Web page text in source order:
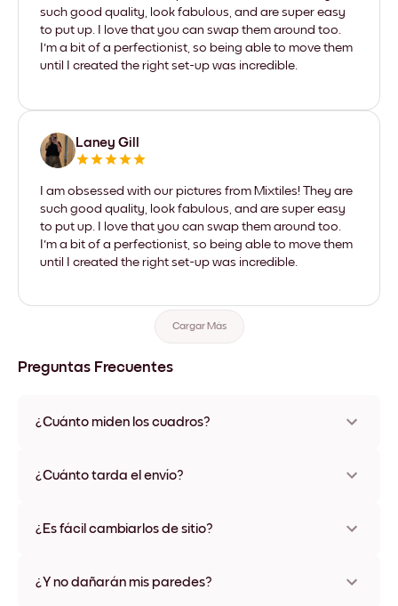
such good quality, look fabulous, and are super easy
to put up. I love that you can swap them around too.
I'm a bit of a perfectionist, so being able to move them
until I created the right set-up was incredible.
Laney Gill
I am obsessed with our pictures from Mixtiles! They are
such good quality, look fabulous, and are super easy
to put up. I love that you can swap them around too.
I'm a bit of a perfectionist, so being able to move them
until I created the right set-up was incredible.
Cargar Más
Preguntas Frecuentes
¿Cuánto miden los cuadros?
varios materiales y colores de marco, incluidas opciones sin
¿Cuánto tarda el envío?
disponibles en algunos países. Te enviaremos un número de
¿Es fácil cambiarlos de sitio?
ningún daño
¿Y no dañarán mis paredes?